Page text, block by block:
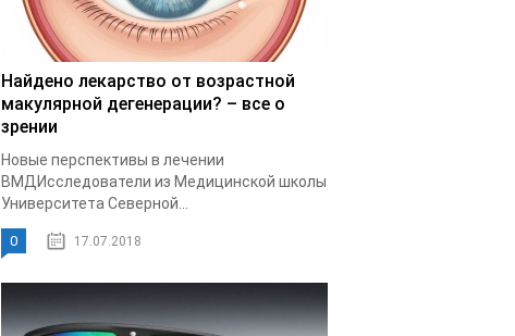
Найдено лекарство от возрастной
макулярной дегенерации? – все о
зрении
Новые перспективы в лечении
ВМДИсследователи из Медицинской школы
Университета Северной...
0 17.07.2018